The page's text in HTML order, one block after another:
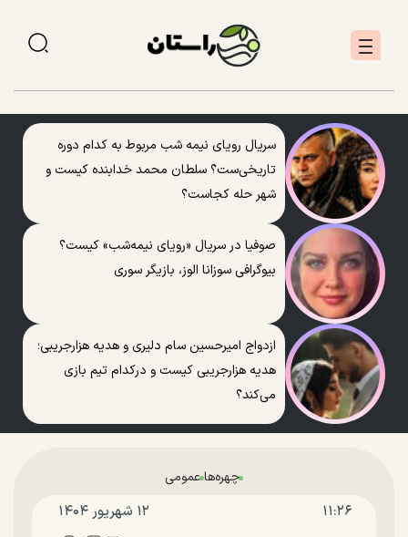
سریال رویای نیمه شب مربوط به کدام دوره
تاریخی‌ست؟ سلطان محمد خدابنده کیست و
شهر حله کجاست؟
صوفیا در سریال «رویای نیمه‌شب» کیست؟
بیوگرافی سوزانا الوز، بازیگر سوری
ازدواج امیرحسین سام دلیری و هدیه هزارجریبی؛
هدیه هزارجریبی کیست و درکدام تیم بازی
می‌کند؟
چهره‌هاعمومی
۱۱:۲۶ ۱۲ شهريور ۱۴۰۴